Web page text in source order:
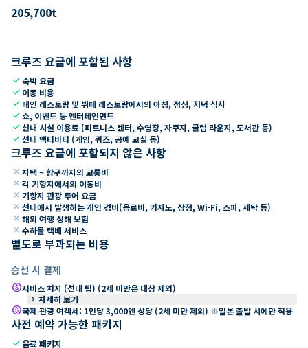
205,700t
크루즈 요금에 포함된 사항
check숙박 요금
check 이동 비용
check 메인 레스토랑 및 뷔페 레스토랑에서의 아침, 점심, 저녁 식사
check쇼, 이벤트 등 엔터테인먼트
check선내 시설 이용료 (피트니스 센터, 수영장, 자쿠지, 클럽 라운지, 도서관 등)
check선내 액티비티 (게임, 퀴즈, 공예 교실 등)
크루즈 요금에 포함되지 않은 사항
close 자택 ~ 항구까지의 교통비
close 각 기항지에서의 이동비
close 기항지 관광 투어 요금
close 선내에서 발생하는 개인 경비(음료비, 카지노, 상점, Wi-Fi, 스파, 세탁 등)
close 해외 여행 상해 보험
close 수하물 택배 서비스
별도로 부과되는 비용
승선 시 결제
paid서비스 차지 (선내 팁) (2세 미만은 대상 제외)
keyboard_arrow_right 자세히 보기
paid국제 관광 여객세: 1인당 3,000엔 상당 (2세 미만 제외) ※일본 출발 시에만 적용
사전 예약 가능한 패키지
check 음료 패키지